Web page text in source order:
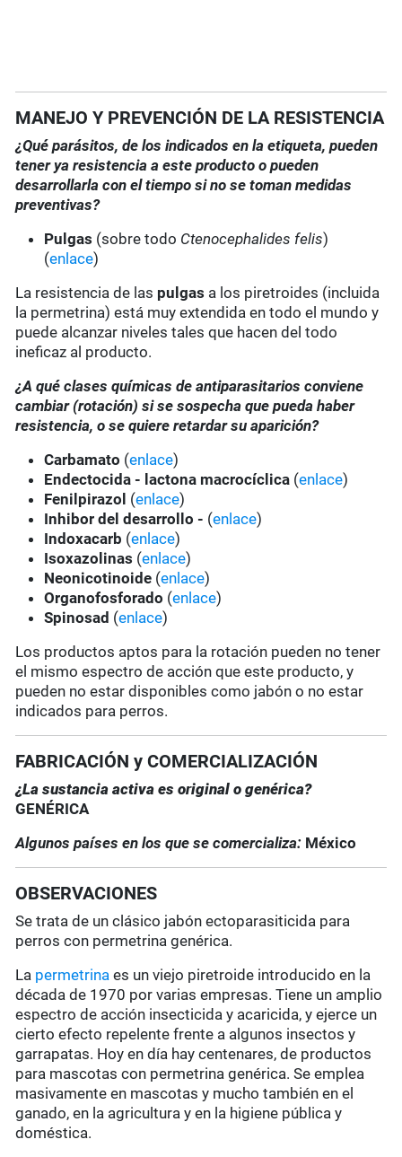
MANEJO Y PREVENCIÓN DE LA RESISTENCIA
¿Qué parásitos, de los indicados en la etiqueta, pueden
tener ya resistencia a este producto o pueden
desarrollarla con el tiempo si no se toman medidas
preventivas?
Pulgas (sobre todo Ctenocephalides felis)
(enlace)
La resistencia de las pulgas a los piretroides (incluida
la permetrina) está muy extendida en todo el mundo y
puede alcanzar niveles tales que hacen del todo
ineficaz al producto.
¿A qué clases químicas de antiparasitarios conviene
cambiar (rotación) si se sospecha que pueda haber
resistencia, o se quiere retardar su aparición?
Carbamato (enlace)
Endectocida - lactona macrocíclica (enlace)
Fenilpirazol (enlace)
Inhibor del desarrollo - (enlace)
Indoxacarb (enlace)
Isoxazolinas (enlace)
Neonicotinoide (enlace)
Organofosforado (enlace)
Spinosad (enlace)
Los productos aptos para la rotación pueden no tener
el mismo espectro de acción que este producto, y
pueden no estar disponibles como jabón o no estar
indicados para perros.
FABRICACIÓN y COMERCIALIZACIÓN
¿La sustancia activa es original o genérica?
GENÉRICA
Algunos países en los que se comercializa: México
OBSERVACIONES
Se trata de un clásico jabón ectoparasiticida para
perros con permetrina genérica.
La permetrina es un viejo piretroide introducido en la
década de 1970 por varias empresas. Tiene un amplio
espectro de acción insecticida y acaricida, y ejerce un
cierto efecto repelente frente a algunos insectos y
garrapatas. Hoy en día hay centenares, de productos
para mascotas con permetrina genérica. Se emplea
masivamente en mascotas y mucho también en el
ganado, en la agricultura y en la higiene pública y
doméstica.